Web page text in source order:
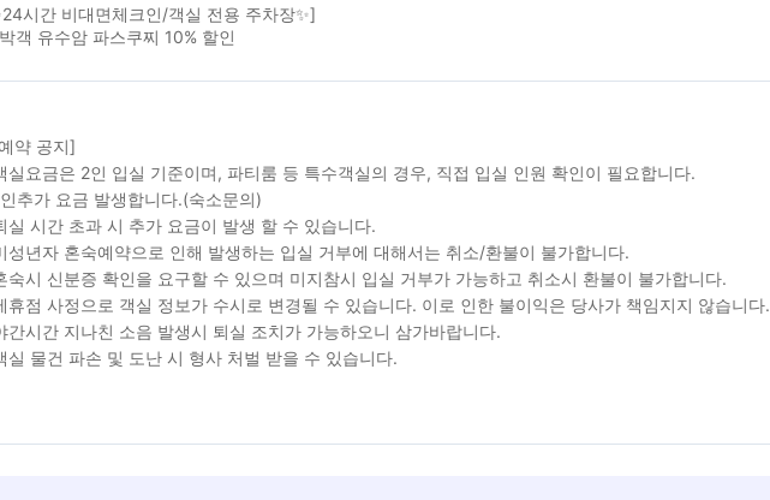
시간 비대면체크인/객실 전용 주차장✨]
객 유수암 파스쿠찌 10% 할인
약 공지]
실요금은 2인 입실 기준이며, 파티룸 등 특수객실의 경우, 직접 입실 인원 확인이 필요합니다.
추가 요금 발생합니다.(숙소문의)
실 시간 초과 시 추가 요금이 발생 할 수 있습니다.
성년자 혼숙예약으로 인해 발생하는 입실 거부에 대해서는 취소/환불이 불가합니다.
숙시 신분증 확인을 요구할 수 있으며 미지참시 입실 거부가 가능하고 취소시 환불이 불가합니다.
휴점 사정으로 객실 정보가 수시로 변경될 수 있습니다. 이로 인한 불이익은 당사가 책임지지 않습니다.
간시간 지나친 소음 발생시 퇴실 조치가 가능하오니 삼가바랍니다.
실 물건 파손 및 도난 시 형사 처벌 받을 수 있습니다.